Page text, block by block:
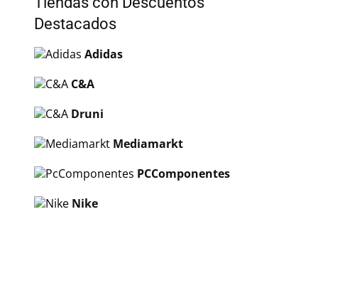
Destacados
Adidas
C&A
Druni
Mediamarkt
PCComponentes
Nike